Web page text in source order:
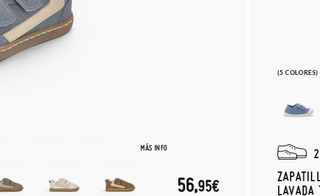
MÁS INFO
56,95€
(5 COLORES)
LAVADA